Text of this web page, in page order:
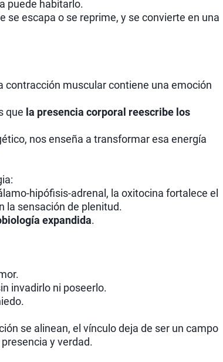
puede habitarlo.
se escapa o se reprime, y se convierte en una
contracción muscular contiene una emoción
que la presencia corporal reescribe los
nos enseña a transformar esa energía
hipófisis-adrenal, la oxitocina fortalece el
la sensación de plenitud.
expandida.
invadirlo ni poseerlo.
se alinean, el vínculo deja de ser un campo
y verdad.